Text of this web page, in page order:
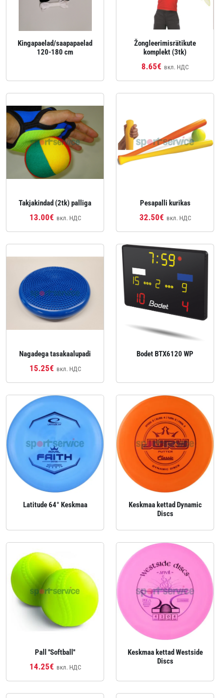
Kingapaelad/saapapaelad
120-180 cm
Žongleerimisrätikute
komplekt (3tk)
8.65€ вкл. НДС
Takjakindad (2tk) palliga
13.00€ вкл. НДС
Pesapalli kurikas
32.50€ вкл. НДС
Nagadega tasakaalupadi
15.25€ вкл. НДС
Bodet BTX6120 WP
Latitude 64° Keskmaa
Keskmaa kettad Dynamic
Discs
Pall ''Softball''
14.25€ вкл. НДС
Keskmaa kettad Westside
Discs